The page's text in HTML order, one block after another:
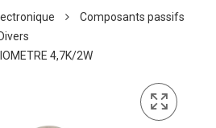
Composants passifs
Divers
4,7K/2W